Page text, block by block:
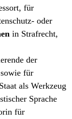
für
oder
in Strafrecht,
der
für
als Werkzeug
Sprache
für